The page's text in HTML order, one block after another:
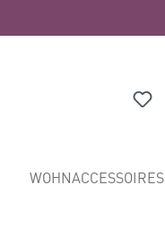
WOHNACCESSOIRES